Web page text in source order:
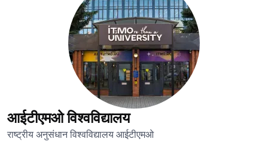
आईटीएमओ विश्वविद्यालय
राष्ट्रीय अनुसंधान विश्वविद्यालय आईटीएमओ